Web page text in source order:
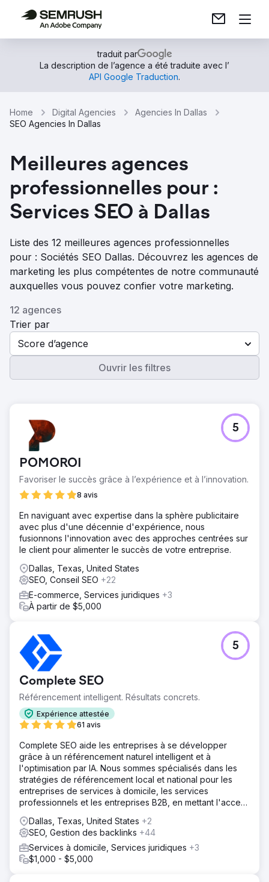
traduit par
La description de l’agence a été traduite avec l’
API Google Traduction.
Home Digital Agencies
Agencies In Dallas
SEO Agencies In Dallas
Meilleures agences
professionnelles pour :
Services SEO à Dallas
Liste des 12 meilleures agences professionnelles
pour : Sociétés SEO Dallas. Découvrez les agences de
marketing les plus compétentes de notre communauté
auxquelles vous pouvez confier votre marketing.
12 agences
Trier par
Score d’agence
Ouvrir les filtres
POMOROI
Favoriser le succès grâce à l’expérience et à l’innovation.
8 avis
5
En naviguant avec expertise dans la sphère publicitaire
avec plus d'une décennie d'expérience, nous
fusionnons l'innovation avec des approches centrées sur
le client pour alimenter le succès de votre entreprise.
Dallas, Texas, United States
SEO, Conseil SEO +22
E-commerce, Services juridiques +3
À partir de $5,000
Complete SEO
Référencement intelligent. Résultats concrets.
Expérience attestée
61 avis
5
Complete SEO aide les entreprises à se développer
grâce à un référencement naturel intelligent et à
l'optimisation par IA. Nous sommes spécialisés dans les
stratégies de référencement local et national pour les
entreprises de services à domicile, les services
professionnels et les entreprises B2B, en mettant l'accent
investissement à long terme.
Dallas, Texas, United States +2
SEO, Gestion des backlinks +44
Services à domicile, Services juridiques +3
$1,000 - $5,000